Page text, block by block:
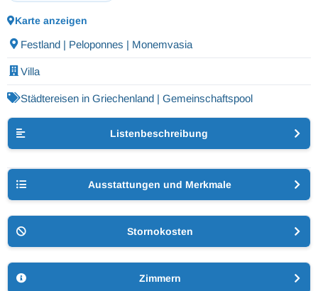
Karte anzeigen
Festland | Peloponnes | Monemvasia
Villa
Städtereisen in Griechenland | Gemeinschaftspool
Listenbeschreibung
Ausstattungen und Merkmale
Stornokosten
Zimmern